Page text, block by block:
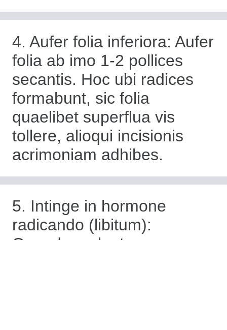
4. Aufer folia inferiora: Aufer
folia ab imo 1-2 pollices
secantis. Hoc ubi radices
formabunt, sic folia
quaelibet superflua vis
tollere, alioqui incisionis
acrimoniam adhibes.
5. Intinge in hormone
radicando (libitum):
Quaedam plantae ex